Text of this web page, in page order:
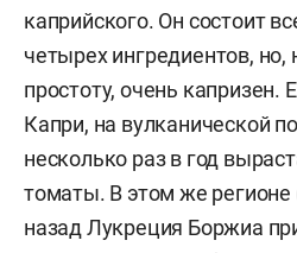
каприйского. Он состоит
четырех ингредиентов,
простоту, очень капризен.
Капри, на вулканической
несколько раз в год
томаты. В этом же
назад Лукреция Боржиа